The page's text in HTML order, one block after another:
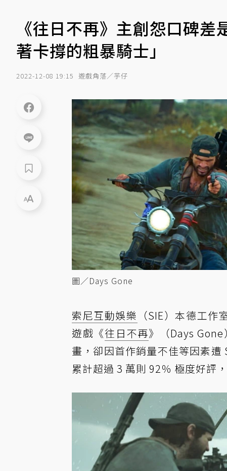
《往日不再》主創怨口碑
著卡撐的粗暴騎士」
2022-12-08 19:15 遊戲角落／芋仔
圖／Days Gone
索尼互動娛樂 （SIE）本德工
遊戲《往日不再》（Days
畫，卻因首作銷量不佳等因素遭
累計超過 3 萬則 92％ 極度好評